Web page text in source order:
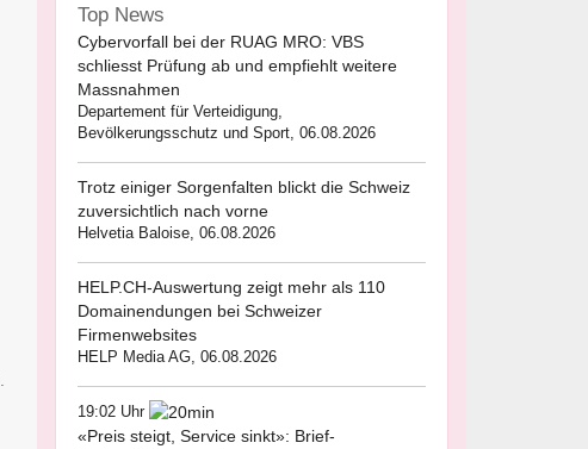
.
Top News
Cybervorfall bei der RUAG MRO: VBS
schliesst Prüfung ab und empfiehlt weitere
Massnahmen
Departement für Verteidigung,
Bevölkerungsschutz und Sport, 06.08.2026
Trotz einiger Sorgenfalten blickt die Schweiz
zuversichtlich nach vorne
Helvetia Baloise, 06.08.2026
HELP.CH-Auswertung zeigt mehr als 110
Domainendungen bei Schweizer
Firmenwebsites
HELP Media AG, 06.08.2026
19:02 Uhr
«Preis steigt, Service sinkt»: Brief-